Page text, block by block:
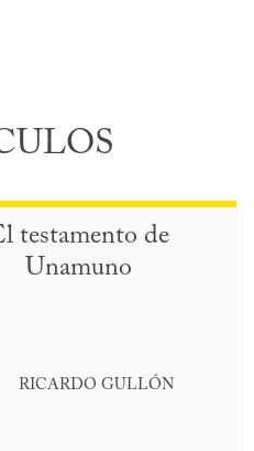
testamento de
Unamuno
RICARDO GULLÓN